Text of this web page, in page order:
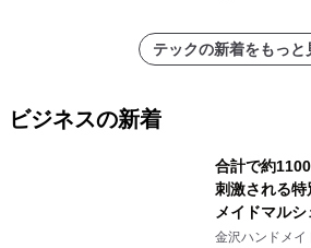
テックの新着をもっと
ビジネスの新着
合計で約
刺激される
メイドマル
10/4(日)開催
金沢ハンドメ